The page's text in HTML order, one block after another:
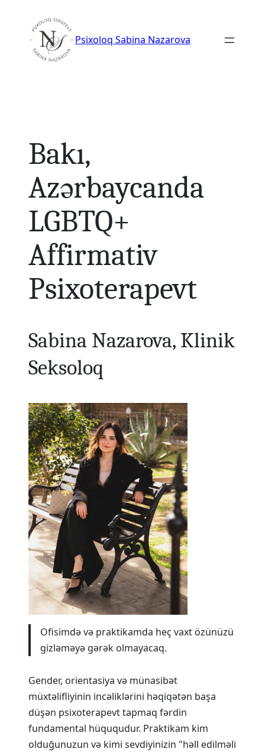
content
Psixoloq Sabina Nazarova
Bakı,
Azərbaycanda
LGBTQ+
Affirmativ
Psixoterapevt
Sabina Nazarova, Klinik
Seksoloq
Ofisimdə və praktikamda heç vaxt özünüzü
gizləməyə gərək olmayacaq.
Gender, orientasiya və münasibət
müxtəlifliyinin incəliklərini həqiqətən başa
düşən psixoterapevt tapmaq fərdin
fundamental hüququdur. Praktikam kim
olduğunuzun və kimi sevdiyinizin "həll edilməli